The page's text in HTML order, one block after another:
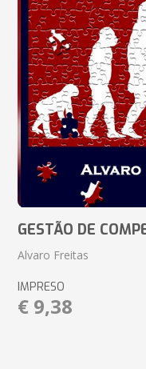
GESTÃO DE
Alvaro Freitas
IMPRESO
€ 9,38